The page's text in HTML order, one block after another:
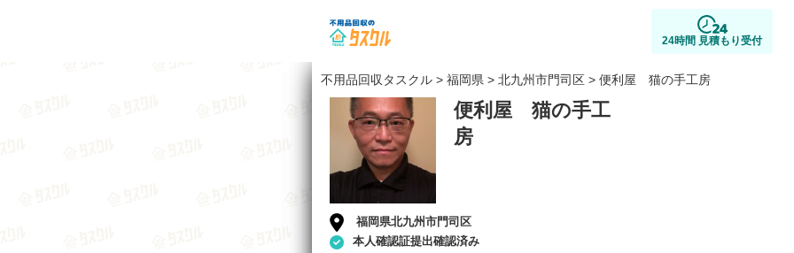
24時間 見積もり受付
不用品回収タスクル > 福岡県 > 北九州市門司区 > 便利屋 猫の手工房
便利屋 猫の手工
房
福岡県北九州市門司区
本人確認証提出確認済み